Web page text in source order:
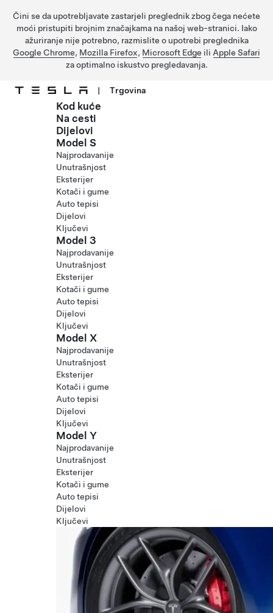
Čini se da upotrebljavate zastarjeli preglednik zbog čega nećete
moći pristupiti brojnim značajkama na našoj web-stranici. Iako
ažuriranje nije potrebno, razmislite o upotrebi preglednika
Google Chrome, Mozilla Firefox, Microsoft Edge ili Apple Safari
za optimalno iskustvo pregledavanja.
Prijeđite na glavni sadržaj
| Trgovina
Kod kuće
Na cesti
Dijelovi
Model S
Najprodavanije
Unutrašnjost
Eksterijer
Kotači i gume
Auto tepisi
Dijelovi
Ključevi
Model 3
Najprodavanije
Unutrašnjost
Eksterijer
Kotači i gume
Auto tepisi
Dijelovi
Ključevi
Model X
Najprodavanije
Unutrašnjost
Eksterijer
Kotači i gume
Auto tepisi
Dijelovi
Ključevi
Model Y
Najprodavanije
Unutrašnjost
Eksterijer
Kotači i gume
Auto tepisi
Dijelovi
Ključevi